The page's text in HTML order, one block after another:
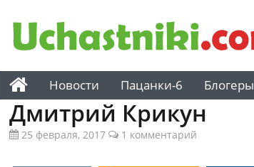
Новости Пацанки-6 Блогеры
Дмитрий Крикун
25 февраля, 2017 1 комментарий